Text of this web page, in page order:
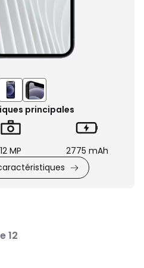
principales
12 MP
2775 mAh
12